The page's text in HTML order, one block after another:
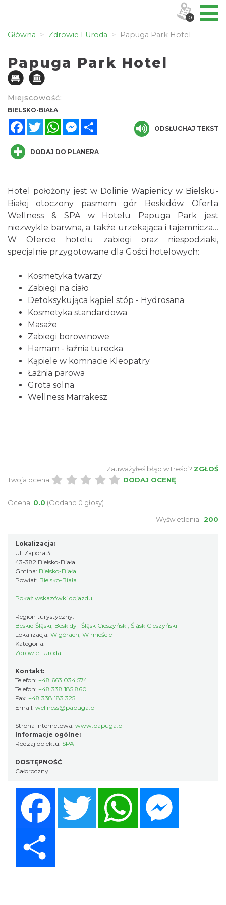
Główna Zdrowie I Uroda Papuga Park Hotel
Papuga Park Hotel
Miejscowość:
BIELSKO-BIAŁA
FacebookTwitterWhatsAppMessenger
ODSŁUCHAJ TEKST
DODAJ DO PLANERA
Hotel położony jest w Dolinie Wapienicy w Bielsku-
Białej otoczony pasmem gór Beskidów. Oferta
Wellness & SPA w Hotelu Papuga Park jest
niezwykle barwna, a także urzekająca i tajemnicza…
W Ofercie hotelu zabiegi oraz niespodziaki,
specjalnie przygotowane dla Gości hotelowych:
Kosmetyka twarzy
Zabiegi na ciało
Detoksykująca kąpiel stóp - Hydrosana
Kosmetyka standardowa
Masaże
Zabiegi borowinowe
Hamam - łaźnia turecka
Kąpiele w komnacie Kleopatry
Łaźnia parowa
Grota solna
Wellness Marrakesz
Zauważyłeś błąd w treści? ZGŁOŚ
Twoja ocena:
DODAJ OCENĘ
Ocena: 0.0 (Oddano 0 głosy)
Wyświetlenia: 200
Lokalizacja:
Ul. Zapora 3
43-382 Bielsko-Biała
Gmina: Bielsko-Biała
Powiat: Bielsko-Biała
Pokaż wskazówki dojazdu
Region turystyczny:
Beskid Śląski, Beskidy i Śląsk Cieszyński, Śląsk Cieszyński
Lokalizacja: W górach, W mieście
Kategoria:
Zdrowie i Uroda
Kontakt:
Telefon: +48 663 034 574
Telefon: +48 338 185 860
Fax: +48 338 183 325
Email: wellness@papuga.pl
Strona internetowa: www.papuga.pl
Informacje ogólne:
Rodzaj obiektu: SPA
DOSTĘPNOŚĆ
Całoroczny
Twitter WhatsApp
0